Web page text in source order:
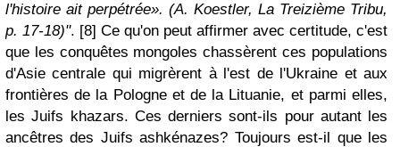
l'histoire ait perpétrée». (A. Koestler, La Treizième Tribu,
p. 17-18)". [8] Ce qu'on peut affirmer avec certitude, c'est
que les conquêtes mongoles chassèrent ces populations
d'Asie centrale qui migrèrent à l'est de l'Ukraine et aux
frontières de la Pologne et de la Lituanie, et parmi elles,
les Juifs khazars. Ces derniers sont-ils pour autant les
ancêtres des Juifs ashkénazes? Toujours est-il que les